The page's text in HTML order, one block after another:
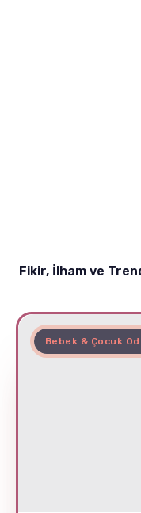
Fikir, İlham ve
Bebek & Çocuk